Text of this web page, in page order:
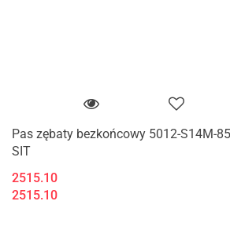
Pas zębaty bezkońcowy 5012-S14M-
SIT
2515.10
2515.10